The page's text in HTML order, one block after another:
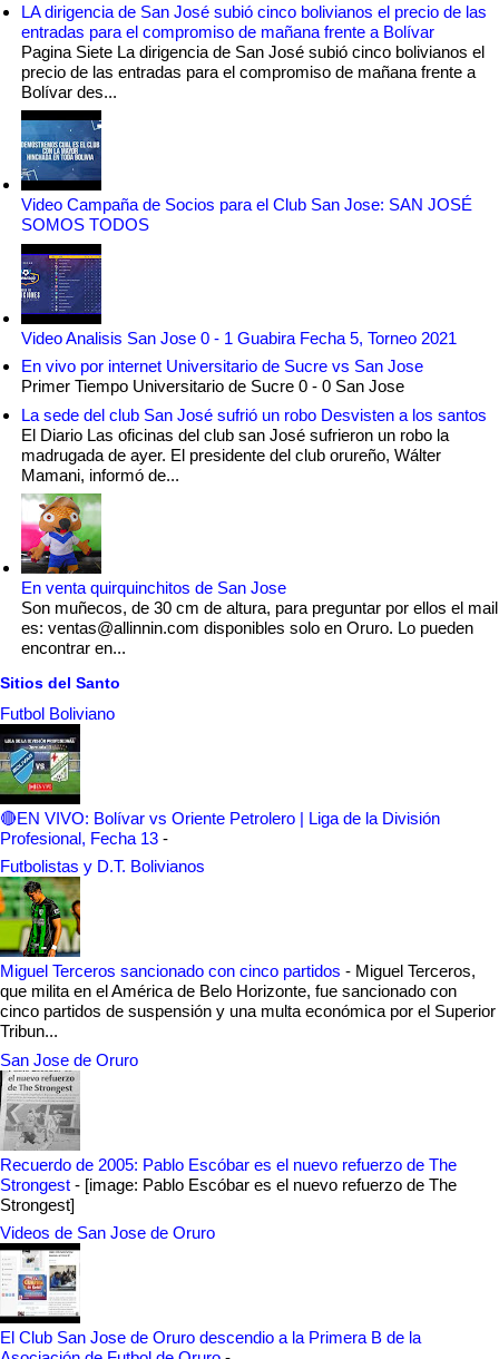
LA dirigencia de San José subió cinco bolivianos el precio de las
entradas para el compromiso de mañana frente a Bolívar
Pagina Siete La dirigencia de San José subió cinco bolivianos el
precio de las entradas para el compromiso de mañana frente a
Bolívar des...
Video Campaña de Socios para el Club San Jose: SAN JOSÉ
SOMOS TODOS
Video Analisis San Jose 0 - 1 Guabira Fecha 5, Torneo 2021
En vivo por internet Universitario de Sucre vs San Jose
Primer Tiempo Universitario de Sucre 0 - 0 San Jose
La sede del club San José sufrió un robo Desvisten a los santos
El Diario Las oficinas del club san José sufrieron un robo la
madrugada de ayer. El presidente del club orureño, Wálter
Mamani, informó de...
En venta quirquinchitos de San Jose
Son muñecos, de 30 cm de altura, para preguntar por ellos el mail
es: ventas@allinnin.com disponibles solo en Oruro. Lo pueden
encontrar en...
Sitios del Santo
Futbol Boliviano
🔴EN VIVO: Bolívar vs Oriente Petrolero | Liga de la División
Profesional, Fecha 13 -
Futbolistas y D.T. Bolivianos
Miguel Terceros sancionado con cinco partidos - Miguel Terceros,
que milita en el América de Belo Horizonte, fue sancionado con
cinco partidos de suspensión y una multa económica por el Superior
Tribun...
San Jose de Oruro
Recuerdo de 2005: Pablo Escóbar es el nuevo refuerzo de The
Strongest - [image: Pablo Escóbar es el nuevo refuerzo de The
Strongest]
Videos de San Jose de Oruro
El Club San Jose de Oruro descendio a la Primera B de la